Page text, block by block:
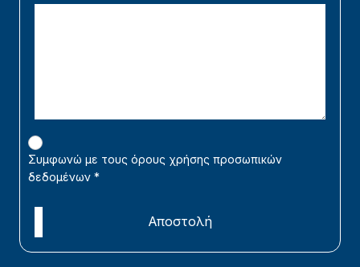
Συμφωνώ με τους όρους χρήσης προσωπικών
δεδομένων *
Αποστολή